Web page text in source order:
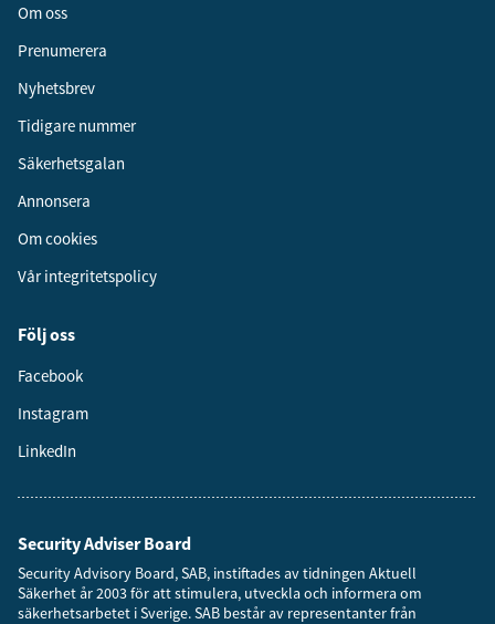
Om oss
Prenumerera
Nyhetsbrev
Tidigare nummer
Säkerhetsgalan
Annonsera
Om cookies
Vår integritetspolicy
Följ oss
Facebook
Instagram
LinkedIn
Security Adviser Board
Security Advisory Board, SAB, instiftades av tidningen Aktuell
Säkerhet år 2003 för att stimulera, utveckla och informera om
säkerhetsarbetet i Sverige. SAB består av representanter från